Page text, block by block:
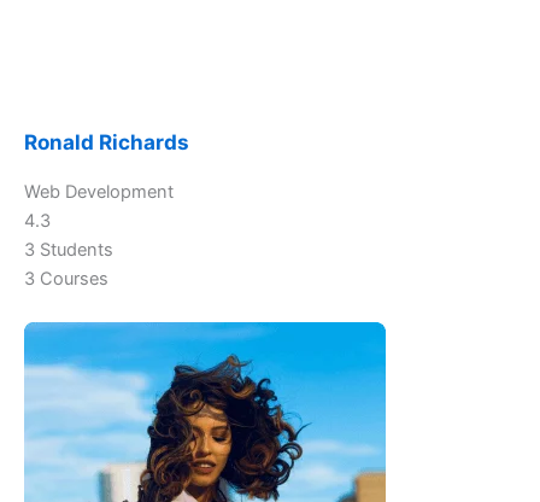
Ronald Richards
Web Development
4.3
3 Students
3 Courses